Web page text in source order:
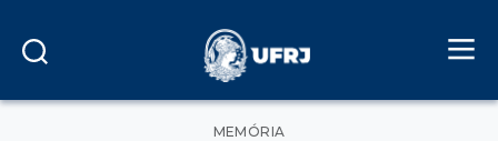
Categorias
MEMÓRIA